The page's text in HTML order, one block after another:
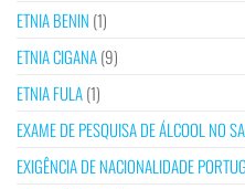
ETNIA BENIN (1)
ETNIA CIGANA(9)
ETNIA FULA(1)
EXAME DE PESQUISA DE ÁLCOOL NO
EXIGÊNCIA DE NACIONALIDADE